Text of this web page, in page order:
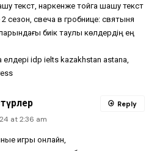
текст, наркенже тойга шашу текст
сезон, свеча в гробнице: святыня
биік таулы көлдердің ең
елдері idp ielts kazakhstan astana,
at 2:36 am
игры онлайн,
Reply